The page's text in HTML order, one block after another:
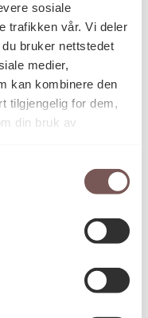
sosiale
trafikken vår. Vi deler
bruker nettstedet
medier,
kan kombinere den
tilgjengelig for dem,
din bruk av